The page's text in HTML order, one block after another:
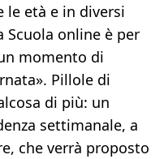
età e in diversi
Scuola online è per
momento di
Pillole di
di più: un
settimanale, a
che verrà proposto